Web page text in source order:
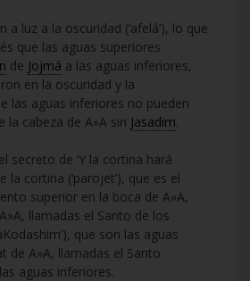
a luz a la oscuridad (‘afelá’), lo que
que las aguas superiores
de Jojmá a las aguas inferiores,
en la oscuridad y la
las aguas inferiores no pueden
la cabeza de A»A sin Jasadim.
secreto de ‘Y la cortina hará
la cortina (‘parojet’), que es el
superior en la boca de A»A,
llamadas el Santo de los
que son las aguas
de A»A, llamadas el Santo
aguas inferiores.